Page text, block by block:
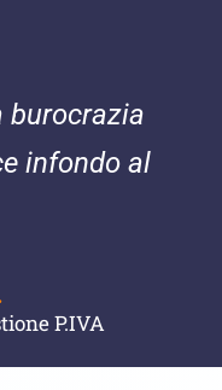
burocrazia
infondo al
P.IVA